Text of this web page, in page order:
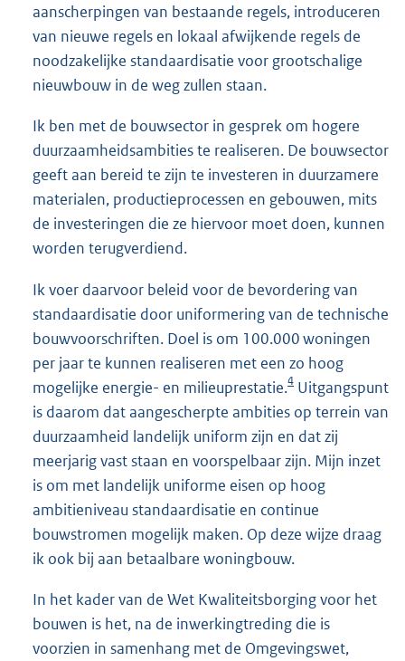
aanscherpingen van bestaande regels, introduceren
van nieuwe regels en lokaal afwijkende regels de
noodzakelijke standaardisatie voor grootschalige
nieuwbouw in de weg zullen staan.
Ik ben met de bouwsector in gesprek om hogere
duurzaamheidsambities te realiseren. De bouwsector
geeft aan bereid te zijn te investeren in duurzamere
materialen, productieprocessen en gebouwen, mits
de investeringen die ze hiervoor moet doen, kunnen
worden terugverdiend.
Ik voer daarvoor beleid voor de bevordering van
standaardisatie door uniformering van de technische
bouwvoorschriften. Doel is om 100.000 woningen
per jaar te kunnen realiseren met een zo hoog
mogelijke energie- en milieuprestatie.4 Uitgangspunt
is daarom dat aangescherpte ambities op terrein van
duurzaamheid landelijk uniform zijn en dat zij
meerjarig vast staan en voorspelbaar zijn. Mijn inzet
is om met landelijk uniforme eisen op hoog
ambitieniveau standaardisatie en continue
bouwstromen mogelijk maken. Op deze wijze draag
ik ook bij aan betaalbare woningbouw.
In het kader van de Wet Kwaliteitsborging voor het
bouwen is het, na de inwerkingtreding die is
voorzien in samenhang met de Omgevingswet,